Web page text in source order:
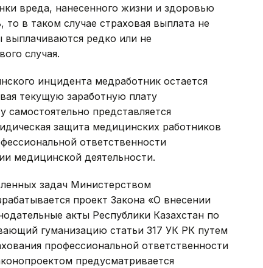
вреда, нанесенного жизни и здоровью
в таком случае страховая выплата не
редко или не
случая.
инцидента медработник остается
текущую заработную плату
представляется
защита медицинских работников
ответственности
медицинской деятельности.
задач Министерством
проект Закона «О внесении
акты Республики Казахстан по
гуманизацию статьи 317 УК РК путем
профессиональной ответственности
предусматривается